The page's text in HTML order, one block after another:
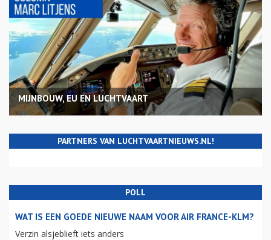
MIJNBOUW, EU EN LUCHTVAART
PARTNERS VAN LUCHTVAARTNIEUWS.NL!
POLL
WAT IS EEN GOEDE NIEUWE NAAM VOOR AIR FRANCE-KLM?
Verzin alsjeblieft iets anders